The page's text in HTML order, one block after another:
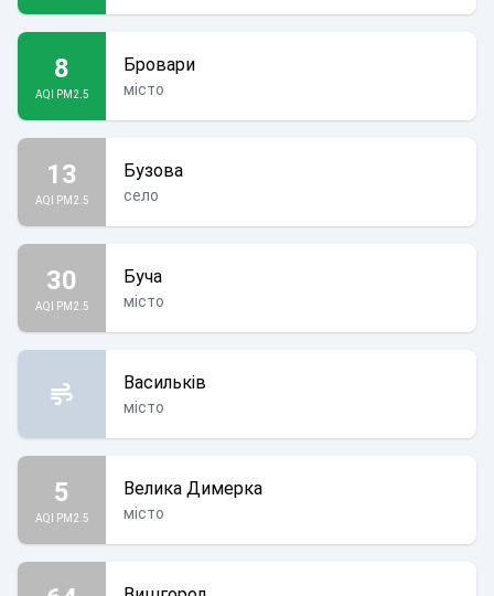
8
AQI PM2.5
Бровари
місто
13
AQI PM2.5
Бузова
село
30
AQI PM2.5
Буча
місто
Васильків
місто
5
AQI PM2.5
Велика Димерка
місто